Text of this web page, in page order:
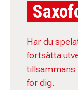
Har du
fortsätta
tillsammans
för dig.